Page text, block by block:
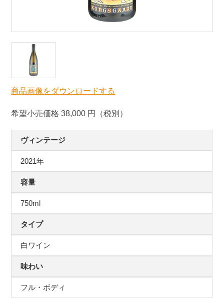
商品画像をダウンロードする
希望小売価格 38,000 円（税別）
ヴィンテージ
2021年
容量
750ml
タイプ
白ワイン
味わい
フル・ボディ